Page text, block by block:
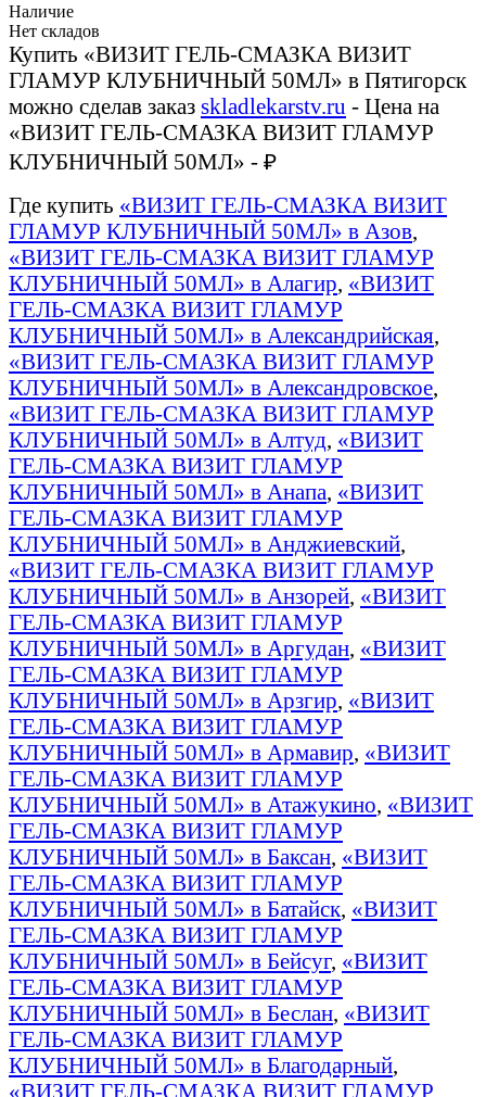
Наличие
Нет складов
Купить «ВИЗИТ ГЕЛЬ-СМАЗКА ВИЗИТ
ГЛАМУР КЛУБНИЧНЫЙ 50МЛ» в Пятигорск
можно сделав заказ skladlekarstv.ru - Цена на
«ВИЗИТ ГЕЛЬ-СМАЗКА ВИЗИТ ГЛАМУР
КЛУБНИЧНЫЙ 50МЛ» - ₽
Где купить «ВИЗИТ ГЕЛЬ-СМАЗКА ВИЗИТ
ГЛАМУР КЛУБНИЧНЫЙ 50МЛ» в Азов,
«ВИЗИТ ГЕЛЬ-СМАЗКА ВИЗИТ ГЛАМУР
КЛУБНИЧНЫЙ 50МЛ» в Алагир, «ВИЗИТ
ГЕЛЬ-СМАЗКА ВИЗИТ ГЛАМУР
КЛУБНИЧНЫЙ 50МЛ» в Александрийская,
«ВИЗИТ ГЕЛЬ-СМАЗКА ВИЗИТ ГЛАМУР
КЛУБНИЧНЫЙ 50МЛ» в Александровское,
«ВИЗИТ ГЕЛЬ-СМАЗКА ВИЗИТ ГЛАМУР
КЛУБНИЧНЫЙ 50МЛ» в Алтуд, «ВИЗИТ
ГЕЛЬ-СМАЗКА ВИЗИТ ГЛАМУР
КЛУБНИЧНЫЙ 50МЛ» в Анапа, «ВИЗИТ
ГЕЛЬ-СМАЗКА ВИЗИТ ГЛАМУР
КЛУБНИЧНЫЙ 50МЛ» в Анджиевский,
«ВИЗИТ ГЕЛЬ-СМАЗКА ВИЗИТ ГЛАМУР
КЛУБНИЧНЫЙ 50МЛ» в Анзорей, «ВИЗИТ
ГЕЛЬ-СМАЗКА ВИЗИТ ГЛАМУР
КЛУБНИЧНЫЙ 50МЛ» в Аргудан, «ВИЗИТ
ГЕЛЬ-СМАЗКА ВИЗИТ ГЛАМУР
КЛУБНИЧНЫЙ 50МЛ» в Арзгир, «ВИЗИТ
ГЕЛЬ-СМАЗКА ВИЗИТ ГЛАМУР
КЛУБНИЧНЫЙ 50МЛ» в Армавир, «ВИЗИТ
ГЕЛЬ-СМАЗКА ВИЗИТ ГЛАМУР
КЛУБНИЧНЫЙ 50МЛ» в Атажукино, «ВИЗИТ
ГЕЛЬ-СМАЗКА ВИЗИТ ГЛАМУР
КЛУБНИЧНЫЙ 50МЛ» в Баксан, «ВИЗИТ
ГЕЛЬ-СМАЗКА ВИЗИТ ГЛАМУР
КЛУБНИЧНЫЙ 50МЛ» в Батайск, «ВИЗИТ
ГЕЛЬ-СМАЗКА ВИЗИТ ГЛАМУР
КЛУБНИЧНЫЙ 50МЛ» в Бейсуг, «ВИЗИТ
ГЕЛЬ-СМАЗКА ВИЗИТ ГЛАМУР
КЛУБНИЧНЫЙ 50МЛ» в Беслан, «ВИЗИТ
ГЕЛЬ-СМАЗКА ВИЗИТ ГЛАМУР
КЛУБНИЧНЫЙ 50МЛ» в Благодарный,
«ВИЗИТ ГЕЛЬ-СМАЗКА ВИЗИТ ГЛАМУР